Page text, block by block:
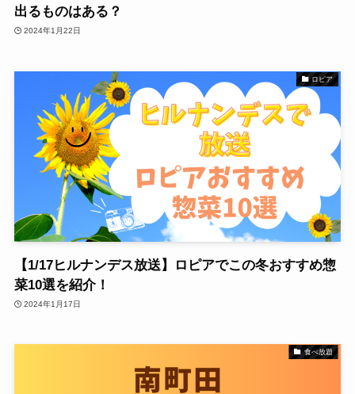
出るものはある？
2024年1月22日
ロピア
【1/17ヒルナンデス放送】ロピアでこの冬おすすめ惣
菜10選を紹介！
2024年1月17日
食べ放題